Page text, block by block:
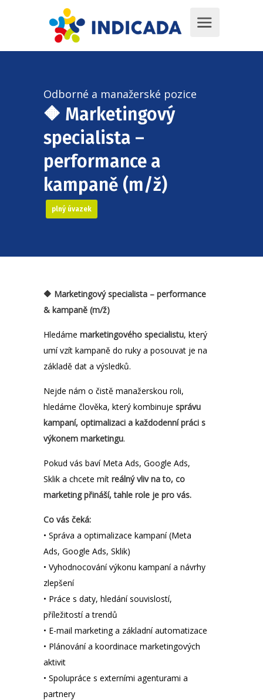
Odborné a manažerské pozice
🔶 Marketingový
specialista –
performance a
kampaně (m/ž)
plný úvazek
🔶 Marketingový specialista – performance
& kampaně (m/ž)
Hledáme marketingového specialistu, který
umí vzít kampaně do ruky a posouvat je na
základě dat a výsledků.
Nejde nám o čistě manažerskou roli,
hledáme člověka, který kombinuje správu
kampaní, optimalizaci a každodenní práci s
výkonem marketingu.
Pokud vás baví Meta Ads, Google Ads,
Sklik a chcete mít reálný vliv na to, co
marketing přináší, tahle role je pro vás.
Co vás čeká:
• Správa a optimalizace kampaní (Meta
Ads, Google Ads, Sklik)
• Vyhodnocování výkonu kampaní a návrhy
zlepšení
• Práce s daty, hledání souvislostí,
příležitostí a trendů
• E-mail marketing a základní automatizace
• Plánování a koordinace marketingových
aktivit
• Spolupráce s externími agenturami a
partnery